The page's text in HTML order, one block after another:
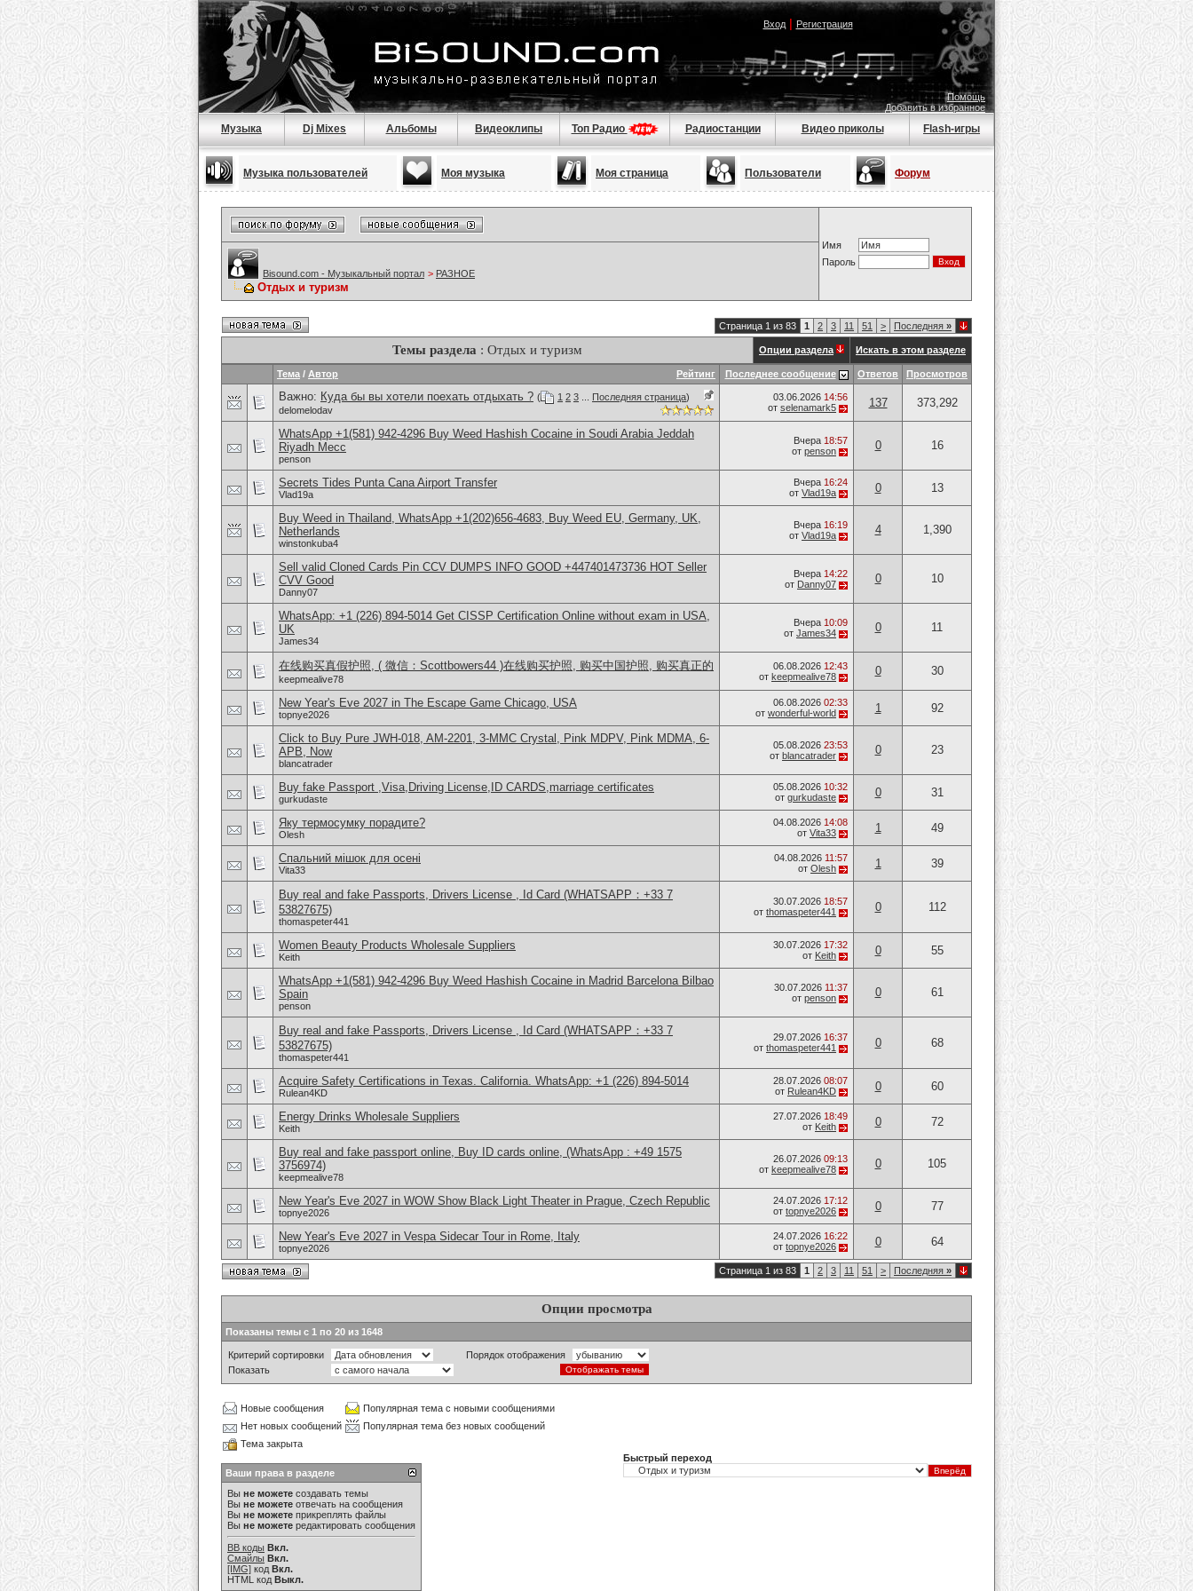
Вход| Регистрация
Помощь
Добавить в избранное
Музыка Dj Mixes Альбомы Видеоклипы Топ Радио Радиостанции Видео приколы Flash-игры
Музыка пользователей Моя музыка Моя страница Пользователи Форум
Имя
Пароль
Bisound.com - Музыкальный портал > РАЗНОЕ
Отдых и туризм
Страница 1 из 83 1 2 3 11 51 > Последняя »
Темы раздела : Отдых и туризм Опции раздела Искать в этом разделе
Рейтинг
Тема / Автор Последнее сообщение Ответов Просмотров
Важно: Куда бы вы хотели поехать отдыхать ? ( 1 2 3 Последняя страница)
delomelodav
03.06.2026 14:56
от selenamark5 137 373,292
WhatsApp +1(581) 942-4296 Buy Weed Hashish Cocaine in Soudi Arabia Jeddah
Riyadh Mecc
penson
Вчера 18:57
от penson 0 16
Secrets Tides Punta Cana Airport Transfer
Vlad19a
Вчера 16:24
от Vlad19a 0 13
Buy Weed in Thailand, WhatsApp +1(202)656-4683, Buy Weed EU, Germany, UK,
Netherlands
winstonkuba4
Вчера 16:19
от Vlad19a 4 1,390
Sell valid Cloned Cards Pin CCV DUMPS INFO GOOD +447401473736 HOT Seller
CVV Good
Danny07
Вчера 14:22
от Danny07 0 10
WhatsApp: +1 (226) 894-5014​ Get CISSP Certification Online without exam in USA,
UK
James34
Вчера 10:09
от James34 0 11
在线购买真假护照, ( 微信：Scottbowers44 )在线购买护照, 购买中国护照, 购买真正的
keepmealive78
06.08.2026 12:43
от keepmealive78 0 30
New Year's Eve 2027 in The Escape Game Chicago, USA
topnye2026
06.08.2026 02:33
от wonderful-world 1 92
Click to Buy Pure JWH-018, AM-2201, 3-MMC Crystal, Pink MDPV, Pink MDMA, 6-
APB, Now
blancatrader
05.08.2026 23:53
от blancatrader 0 23
Buy fake Passport ,Visa,Driving License,ID CARDS,marriage certificates
gurkudaste
05.08.2026 10:32
от gurkudaste 0 31
Яку термосумку порадите?
Olesh
04.08.2026 14:08
от Vita33 1 49
Спальний мішок для осені
Vita33
04.08.2026 11:57
от Olesh 1 39
Buy real and fake Passports, Drivers License , Id Card (WHATSAPP：+33 7
53827675)
thomaspeter441
30.07.2026 18:57
от thomaspeter441 0 112
Women Beauty Products Wholesale Suppliers
Keith
30.07.2026 17:32
от Keith 0 55
WhatsApp +1(581) 942-4296 Buy Weed Hashish Cocaine in Madrid Barcelona Bilbao
Spain
penson
30.07.2026 11:37
от penson 0 61
Buy real and fake Passports, Drivers License , Id Card (WHATSAPP：+33 7
53827675)
thomaspeter441
29.07.2026 16:37
от thomaspeter441 0 68
Acquire Safety Certifications in Texas. California. WhatsApp: +1 (226) 894-5014
Rulean4KD
28.07.2026 08:07
от Rulean4KD 0 60
Energy Drinks Wholesale Suppliers
Keith
27.07.2026 18:49
от Keith 0 72
Buy real and fake passport online, Buy ID cards online, (WhatsApp : +49 1575
3756974)
keepmealive78
26.07.2026 09:13
от keepmealive78 0 105
New Year's Eve 2027 in WOW Show Black Light Theater in Prague, Czech Republic
topnye2026
24.07.2026 17:12
от topnye2026 0 77
New Year's Eve 2027 in Vespa Sidecar Tour in Rome, Italy
topnye2026
24.07.2026 16:22
от topnye2026 0 64
Страница 1 из 83 1 2 3 11 51 > Последняя »
Опции просмотра
Показаны темы с 1 по 20 из 1648
Критерий сортировки
Порядок отображения
Показать
Новые сообщения
Популярная тема с новыми сообщениями
Нет новых сообщений
Популярная тема без новых сообщений
Тема закрыта
Ваши права в разделе
Вы не можете создавать темы
Вы не можете отвечать на сообщения
Вы не можете прикреплять файлы
Вы не можете редактировать сообщения
BB коды Вкл.
Смайлы Вкл.
[IMG] код Вкл.
HTML код Выкл.
Быстрый переход